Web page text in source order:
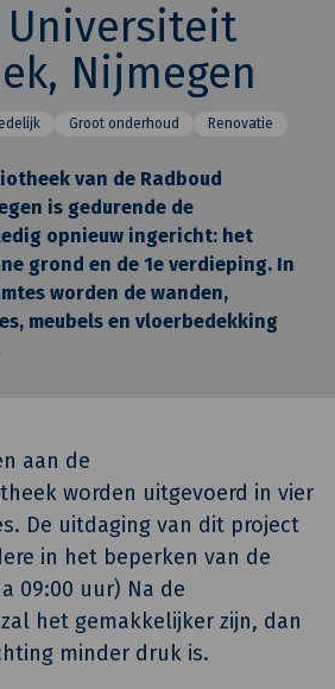
Universiteit
Nijmegen
Groot onderhoud Renovatie
van de Radboud
is gedurende de
opnieuw ingericht: het
grond en de 1e verdieping. In
worden de wanden,
meubels en vloerbedekking
aan de
worden uitgevoerd in vier
De uitdaging van dit project
in het beperken van de
09:00 uur) Na de
het gemakkelijker zijn, dan
minder druk is.